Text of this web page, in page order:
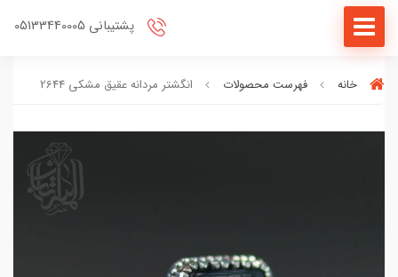
پشتیبانی 05133440005
خانه فهرست محصولات انگشتر مردانه عقیق مشکی 2644